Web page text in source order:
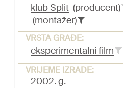
klub Split (producent)
(montažer)
VRSTA GRAĐE:
eksperimentalni film
VRIJEME IZRADE:
2002. g.